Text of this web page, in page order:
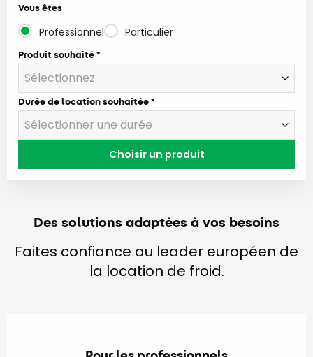
Vous êtes
Professionnel Particulier
Produit souhaité
Durée de location souhaitée
Choisir un produit
Des solutions adaptées à vos besoins
Faites confiance au leader européen de
la location de froid.